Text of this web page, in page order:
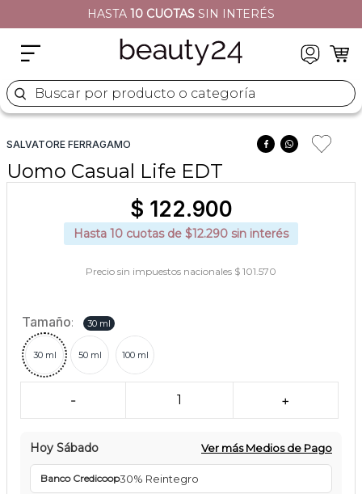
HASTA 10 CUOTAS SIN INTERÉS
Buscar por producto o categoría
SALVATORE FERRAGAMO
Uomo Casual Life EDT
$ 122.900
Hasta 10 cuotas de $12.290 sin interés
Precio sin impuestos nacionales $ 101.570
Tamaño: 30 ml
30 ml 50 ml 100 ml
- 1 +
Hoy Sábado Ver más Medios de Pago
Banco Credicoop30% Reintegro
naj oleari
5. versace